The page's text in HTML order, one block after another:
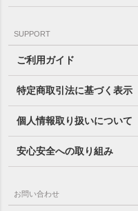
SUPPORT
ご利用ガイド
特定商取引法に基づく表示
個人情報取り扱いについて
安心安全への取り組み
お問い合わせ